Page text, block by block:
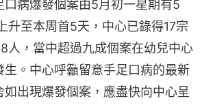
口病爆發個案由5月初一星期有5
升至本周首5天，中心已錄得17宗
人，當中超過九成個案在幼兒中心
生。中心呼籲留意手足口病的最新
出現爆發個案，應盡快向中心呈